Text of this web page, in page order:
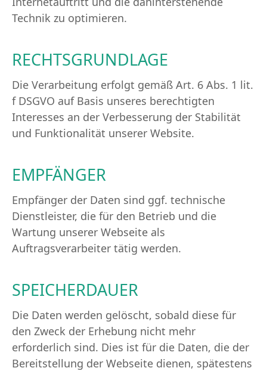
Technik zu optimieren.
RECHTSGRUNDLAGE
Die Verarbeitung erfolgt gemäß Art. 6 Abs. 1 lit.
f DSGVO auf Basis unseres berechtigten
Interesses an der Verbesserung der Stabilität
und Funktionalität unserer Website.
EMPFÄNGER
Empfänger der Daten sind ggf. technische
Dienstleister, die für den Betrieb und die
Wartung unserer Webseite als
Auftragsverarbeiter tätig werden.
SPEICHERDAUER
Die Daten werden gelöscht, sobald diese für
den Zweck der Erhebung nicht mehr
erforderlich sind. Dies ist für die Daten, die der
Bereitstellung der Webseite dienen, spätestens